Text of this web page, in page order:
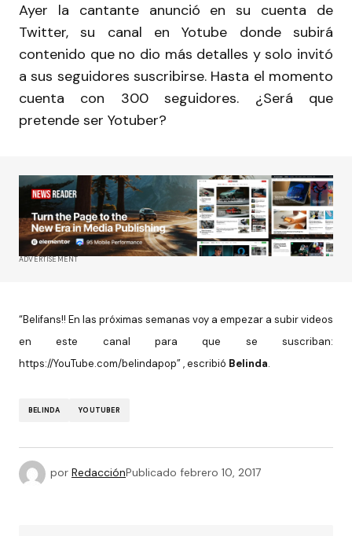
Ayer la cantante anunció en su cuenta de
Twitter, su canal en Yotube donde subirá
contenido que no dio más detalles y solo invitó
a sus seguidores suscribirse. Hasta el momento
cuenta con 300 seguidores. ¿Será que
pretende ser Yotuber?
ADVERTISEMENT
“Belifans!! En las próximas semanas voy a empezar a subir videos
en este canal para que se suscriban:
https://YouTube.com/belindapop” , escribió Belinda.
BELINDA YOUTUBER
por RedacciónPublicado febrero 10, 2017